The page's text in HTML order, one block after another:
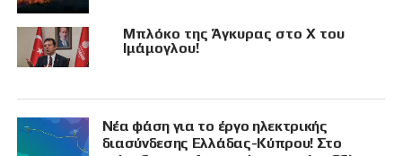
Μπλόκο της Άγκυρας στο X του
Ιμάμογλου!
Νέα φάση για το έργο ηλεκτρικής
διασύνδεσης Ελλάδας-Κύπρου! Στο